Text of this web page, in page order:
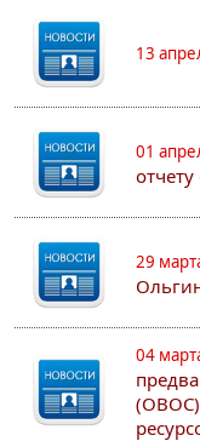
13
01
29
04